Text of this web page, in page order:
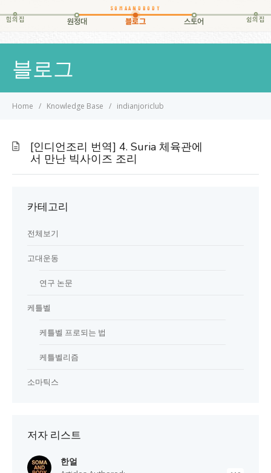
힘의집 원정대 블로그 스토어 쉼의집
블로그
Home Knowledge Base indianjoriclub
[인디언조리 번역] 4. Suria 체육관에
서 만난 빅사이즈 조리
카테고리
전체보기
고대운동
연구 논문
케틀벨
케틀벨 프로되는 법
케틀벨리즘
소마틱스
저자 리스트
한얼